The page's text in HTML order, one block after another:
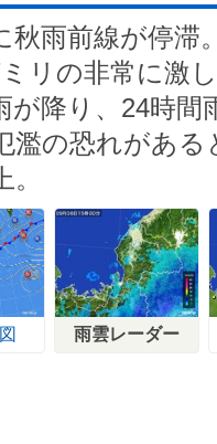
秋雨前線が停滞
リの非常に激
が降り、24時間
濫の恐れがある
雨雲レーダー